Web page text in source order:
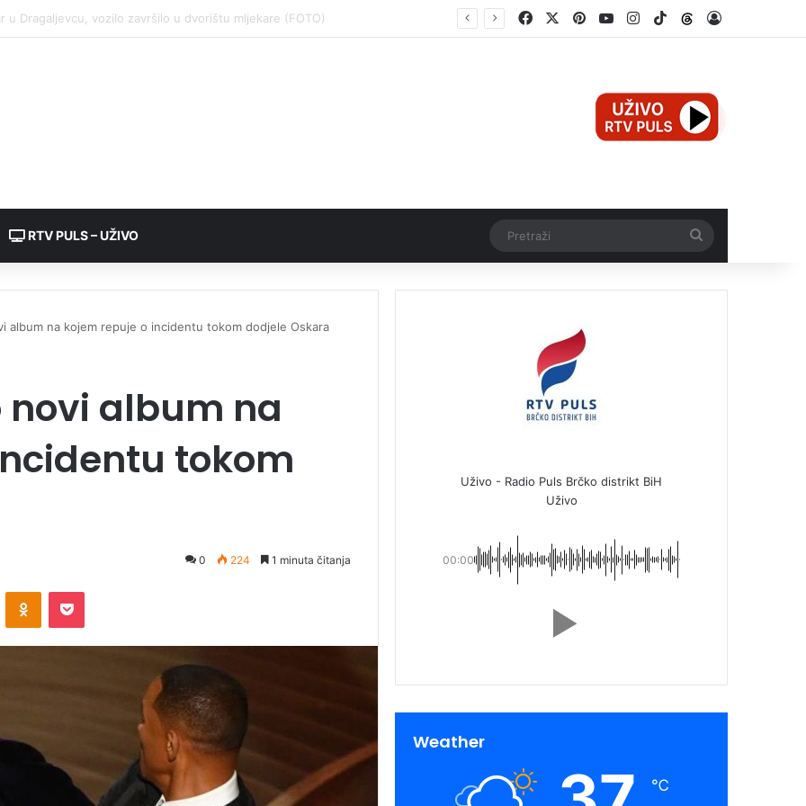
FacebookPinterestYouTubeInstagram
TikTokThreads
RTV PULS – UŽIVO
album na kojem repuje o incidentu tokom dodjele Oskara
novi album na
tokom
0 224 1 minuta čitanja
Uživo - Radio Puls Brčko distrikt BiH
Uživo
00:00
Weather
℃